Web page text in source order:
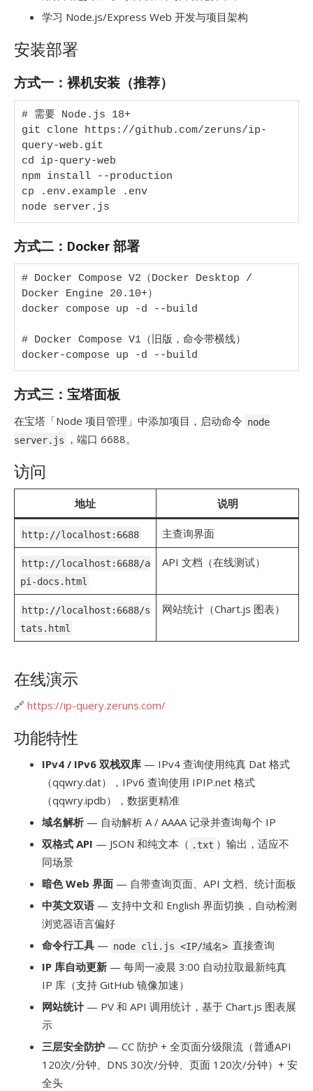
学习 Node.js/Express Web 开发与项目架构
安装部署
方式一：裸机安装（推荐）
# 需要 Node.js 18+
git clone https://github.com/zeruns/ip-
query-web.git
cd ip-query-web
npm install --production
cp .env.example .env
node server.js
方式二：Docker 部署
# Docker Compose V2（Docker Desktop /
Docker Engine 20.10+）
docker compose up -d --build
# Docker Compose V1（旧版，命令带横线）
docker-compose up -d --build
方式三：宝塔面板
在宝塔「Node 项目管理」中添加项目，启动命令 node
server.js
，端口 6688。
访问
地址 说明
http://localhost:6688 主查询界面
http://localhost:6688/a
pi-docs.html
API 文档（在线测试）
http://localhost:6688/s
tats.html
网站统计（Chart.js 图表）
在线演示
🔗 https://ip-query.zeruns.com/
功能特性
IPv4 / IPv6 双栈双库 — IPv4 查询使用纯真 Dat 格式
（qqwry.dat），IPv6 查询使用 IPIP.net 格式
（qqwry.ipdb），数据更精准
域名解析 — 自动解析 A / AAAA 记录并查询每个 IP
双格式 API — JSON 和纯文本（ .txt ）输出，适应不
同场景
暗色 Web 界面 — 自带查询页面、API 文档、统计面板
中英文双语 — 支持中文和 English 界面切换，自动检测
浏览器语言偏好
命令行工具 — node cli.js <IP/域名> 直接查询
IP 库自动更新 — 每周一凌晨 3:00 自动拉取最新纯真
IP 库（支持 GitHub 镜像加速）
网站统计— PV 和 API 调用统计，基于 Chart.js 图表展
示
三层安全防护 — CC 防护 + 全页面分级限流（普通API
120次/分钟、DNS 30次/分钟、页面 120次/分钟）+ 安
全头